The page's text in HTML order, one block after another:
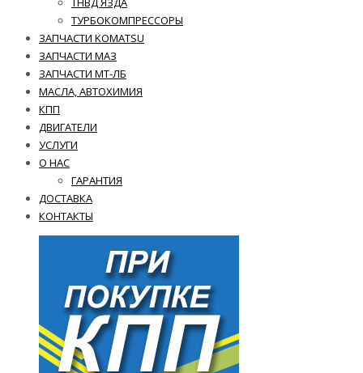
ТУРБОКОМПРЕССОРЫ
ЗАПЧАСТИ KOMATSU
ЗАПЧАСТИ МАЗ
ЗАПЧАСТИ МТ-ЛБ
МАСЛА, АВТОХИМИЯ
КПП
ДВИГАТЕЛИ
УСЛУГИ
О НАС
ГАРАНТИЯ
ДОСТАВКА
КОНТАКТЫ